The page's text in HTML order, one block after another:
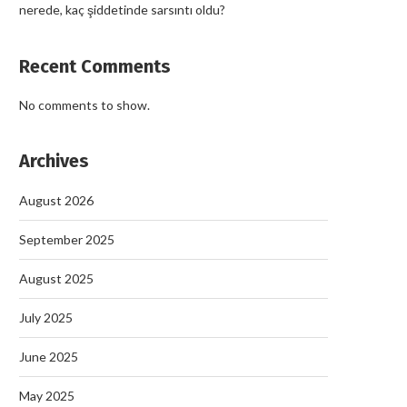
nerede, kaç şiddetinde sarsıntı oldu?
Recent Comments
No comments to show.
Archives
August 2026
September 2025
August 2025
July 2025
June 2025
May 2025